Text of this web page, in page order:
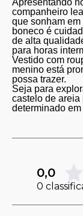
companheiro
que sonham
boneco é
de alta
para horas
Vestido com
menino está
possa trazer.
Seja para
castelo de areia
determinado
0,0
0